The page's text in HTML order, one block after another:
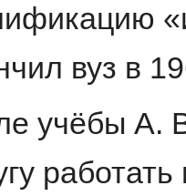
вуз в
учёбы А.